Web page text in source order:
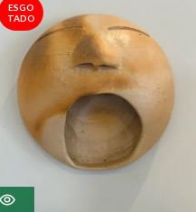
ESGO
TADO